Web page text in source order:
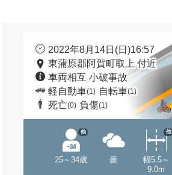
2022年8月14日(日)16:57
東蒲原郡阿賀町取上 付近
車両相互 小破事故
軽自動車(1) 自転車(1)
死亡(0) 負傷(1)
25～34歳
他
曇
幅5.5～
9.0m
他